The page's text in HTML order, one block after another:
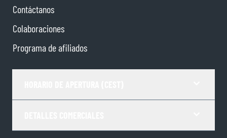
Contáctanos
Colaboraciones
Programa de afiliados